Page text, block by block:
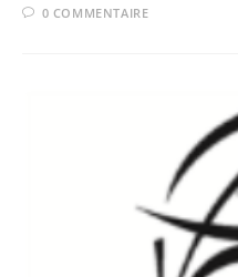
0 COMMENTAIRE